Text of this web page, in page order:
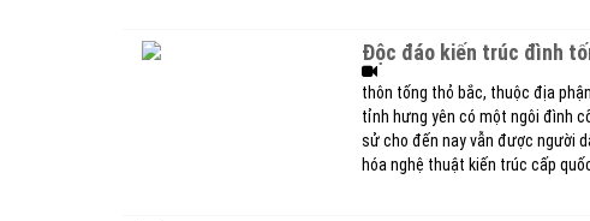
độc đáo kiến trúc đình
thôn tống thỏ bắc, thuộc địa
tỉnh hưng yên có một ngôi đình
sử cho đến nay vẫn được người
hóa nghệ thuật kiến trúc cấp